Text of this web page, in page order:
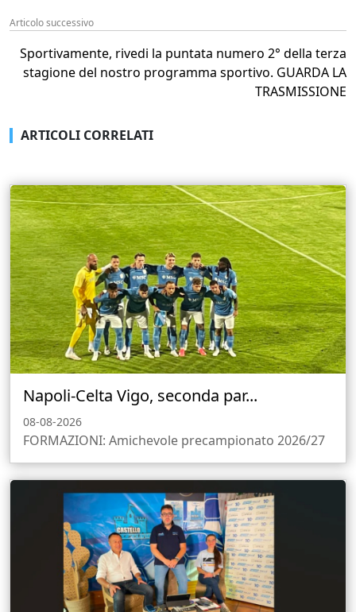
Articolo successivo
Sportivamente, rivedi la puntata numero 2° della terza
stagione del nostro programma sportivo. GUARDA LA
TRASMISSIONE
ARTICOLI CORRELATI
Napoli-Celta Vigo, seconda par...
08-08-2026
FORMAZIONI: Amichevole precampionato 2026/27